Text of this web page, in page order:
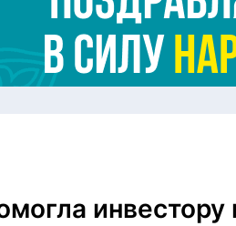
инвестору